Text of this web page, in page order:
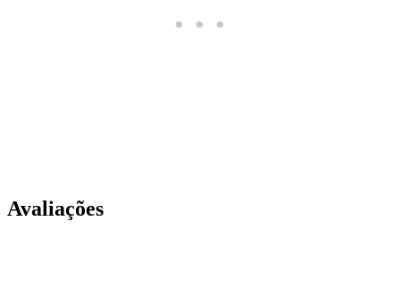
Avaliações